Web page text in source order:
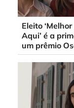
Eleito
Aqui’ é a
um prêmio